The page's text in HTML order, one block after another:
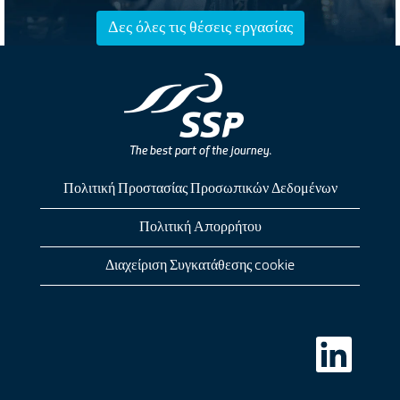
Δες όλες τις θέσεις εργασίας
Πολιτική Προστασίας Προσωπικών Δεδομένων
Πολιτική Απορρήτου
Διαχείριση Συγκατάθεσης cookie
Α
ο